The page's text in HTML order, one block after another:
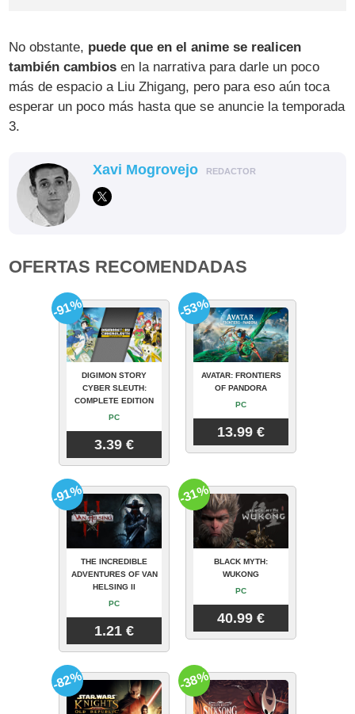
No obstante, puede que en el anime se realicen
también cambios en la narrativa para darle un poco
más de espacio a Liu Zhigang, pero para eso aún toca
esperar un poco más hasta que se anuncie la temporada
3.
Xavi Mogrovejo REDACTOR
OFERTAS RECOMENDADAS
DIGIMON STORY
CYBER SLEUTH:
COMPLETE EDITION
PC
3.39 €
-91%
AVATAR: FRONTIERS
OF PANDORA
PC
13.99 €
-53%
THE INCREDIBLE
ADVENTURES OF VAN
HELSING II
PC
1.21 €
-91%
BLACK MYTH:
WUKONG
PC
40.99 €
-31%
-82% -38%